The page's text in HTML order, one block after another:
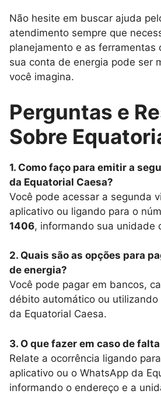
Não hesite em buscar ajuda
atendimento sempre que
planejamento e as ferramentas
sua conta de energia pode ser
você imagina.
Perguntas e
Sobre
1. Como faço para emitir a
da Equatorial Caesa?
Você pode acessar a segunda
aplicativo ou ligando para o
1406, informando sua unidade
2. Quais são as opções para
de energia?
Você pode pagar em bancos,
débito automático ou
da Equatorial Caesa.
3. O que fazer em caso de
Relate a ocorrência ligando
aplicativo ou o WhatsApp da
informando o endereço e a